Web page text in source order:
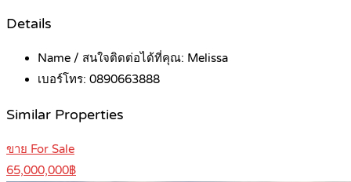
Details
Name / สนใจติดต่อได้ที่คุณ: Melissa
เบอร์โทร: 0890663888
Similar Properties
ขาย For Sale
65,000,000฿